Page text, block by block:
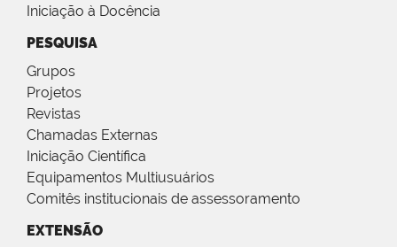
Iniciação à Docência
PESQUISA
Grupos
Projetos
Revistas
Chamadas Externas
Iniciação Científica
Equipamentos Multiusuários
Comitês institucionais de assessoramento
EXTENSÃO